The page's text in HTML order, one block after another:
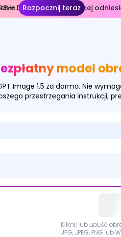
Rozpocznij teraz
Dłuższe ujęcia. Więcej
model
Image 1.5 za darmo. Nie
przestrzegania instrukcji,
Kliknij lub upuść
JPG, JPEG, PNG lub